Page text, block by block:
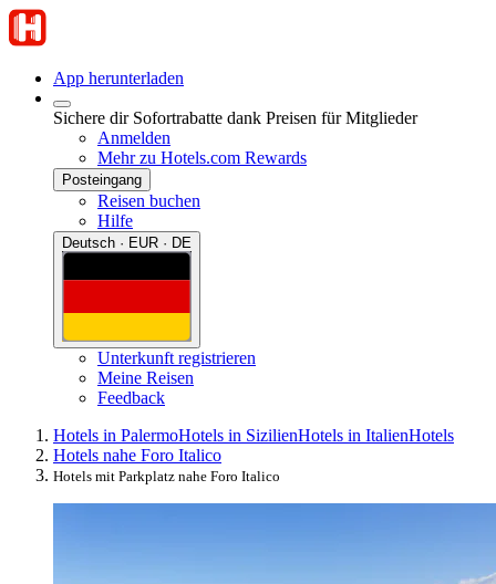
App herunterladen
Sichere dir Sofortrabatte dank Preisen für Mitglieder
Anmelden
Mehr zu Hotels.com Rewards
Posteingang
Reisen buchen
Hilfe
Deutsch · EUR · DE
Unterkunft registrieren
Meine Reisen
Feedback
Hotels in PalermoHotels in SizilienHotels in ItalienHotels
Hotels nahe Foro Italico
Hotels mit Parkplatz nahe Foro Italico